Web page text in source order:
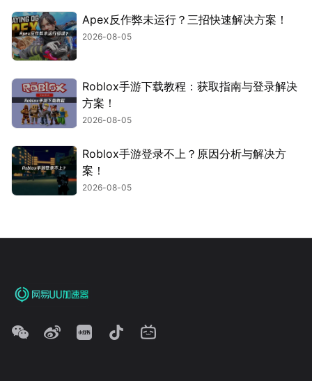
Apex反作弊未运行？三招快速解决方案！
2026-08-05
Roblox手游下载教程：获取指南与登录解决
方案！
2026-08-05
Roblox手游登录不上？原因分析与解决方
案！
2026-08-05